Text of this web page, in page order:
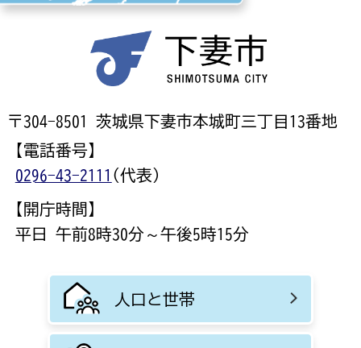
〒304-8501 茨城県下妻市本城町三丁目13番地
【電話番号】
0296-43-2111 (代表)
【開庁時間】
平日 午前8時30分～午後5時15分
人口と世帯